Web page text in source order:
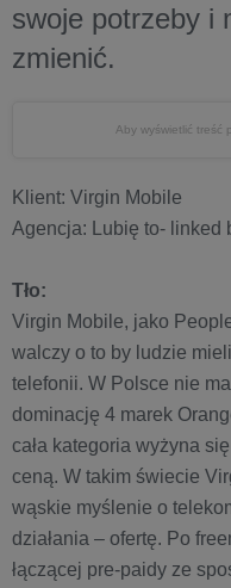
swoje potrzeby i
zmienić.
Aby wyświetlić treść
Klient: Virgin Mobile
Agencja: Lubię to- linked
Tło:
Virgin Mobile, jako
walczy o to by ludzie
telefonii. W Polsce nie
dominację 4 marek
cała kategoria wyżyna
ceną. W takim świecie
wąskie myślenie o
działania – ofertę. Po
łączącej pre-paidy ze